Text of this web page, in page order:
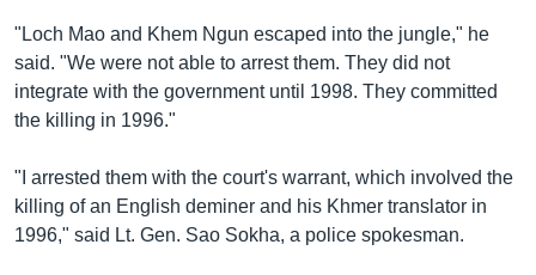
កាន់​
ទំព័រ​
ស្វែង​
ភាសា
"Loch Mao and Khem Ngun escaped into the jungle," he
said. "We were not able to arrest them. They did not
integrate with the government until 1998. They committed
the killing in 1996."
"I arrested them with the court's warrant, which involved the
killing of an English deminer and his Khmer translator in
1996," said Lt. Gen. Sao Sokha, a police spokesman.